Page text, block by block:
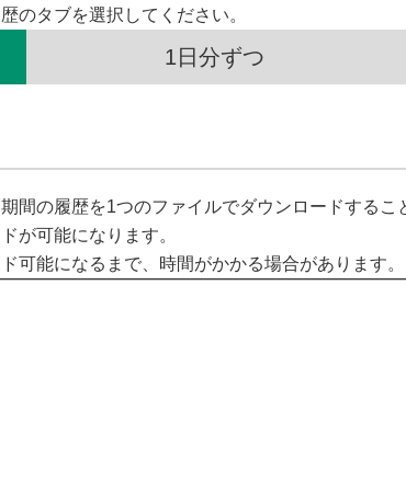
のタブを選択してください。
間の履歴を1つのファイルでダウンロードするこ
が可能になります。
可能になるまで、時間がかかる場合があります。
1日分ずつ